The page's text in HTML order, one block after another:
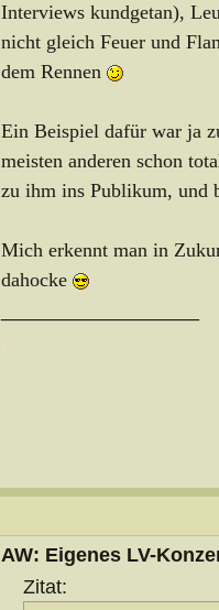
Interviews kundgetan),
nicht gleich Feuer und
dem Rennen
Ein Beispiel dafür war ja
meisten anderen schon
zu ihm ins Publikum, und
Mich erkennt man in
dahocke
AW: Eigenes LV-
Zitat: